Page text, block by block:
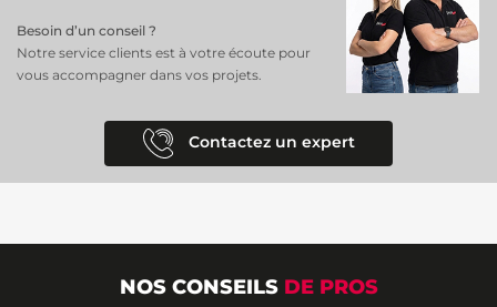
Besoin d’un conseil ?
Notre service clients est à votre écoute pour
vous accompagner dans vos projets.
Contactez un expert
NOS CONSEILS DE PROS